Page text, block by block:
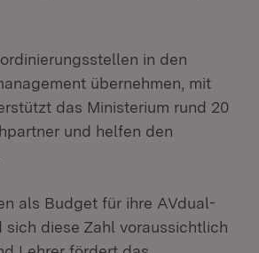
in den
übernehmen, mit
das Ministerium rund 20
und helfen den
als Budget für ihre AVdual-
diese Zahl voraussichtlich